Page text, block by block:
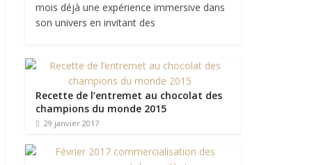
mois déjà une expérience immersive dans
son univers en invitant des
Recette de l’entremet au chocolat des
champions du monde 2015
29 janvier 2017